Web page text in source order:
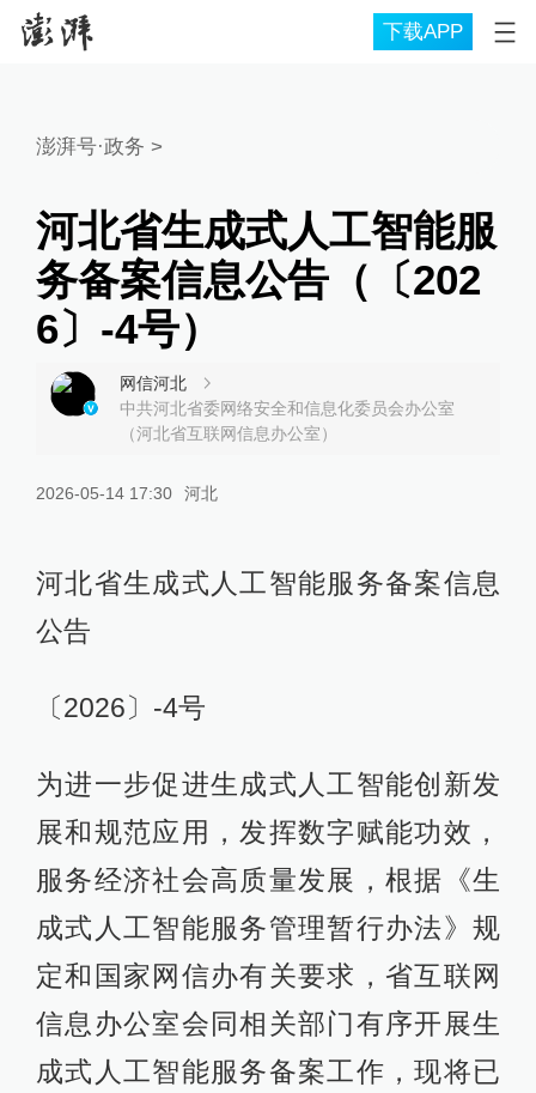
下载APP
澎湃号·政务 >
河北省生成式人工智能服
务备案信息公告（〔202
6〕-4号）
网信河北
中共河北省委网络安全和信息化委员会办公室
（河北省互联网信息办公室）
2026-05-14 17:30 河北
河北省生成式人工智能服务备案信息
公告
〔2026〕-4号
为进一步促进生成式人工智能创新发
展和规范应用，发挥数字赋能功效，
服务经济社会高质量发展，根据《生
成式人工智能服务管理暂行办法》规
定和国家网信办有关要求，省互联网
信息办公室会同相关部门有序开展生
成式人工智能服务备案工作，现将已